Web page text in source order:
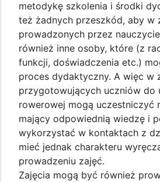
metodykę szkolenia i środki
też żadnych przeszkód, aby w
prowadzonych przez
również inne osoby, które (z
funkcji, doświadczenia etc.)
proces dydaktyczny. A więc w
przygotowujących uczniów do
rowerowej mogą uczestniczyć
mający odpowiednią wiedzę i
wykorzystać w kontaktach z
mieć jednak charakteru
prowadzeniu zajęć.
Zajęcia mogą być również